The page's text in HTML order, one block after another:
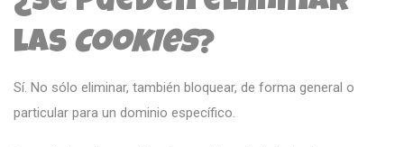
las cookies?
Sí. No sólo eliminar, también bloquear, de forma general o
particular para un dominio específico.